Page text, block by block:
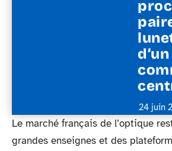
24 juin
Le marché français de l’optique
grandes enseignes et des